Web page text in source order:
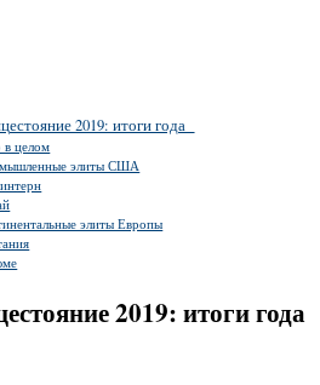
2019: итоги года
целом
элиты США
элиты Европы
2019: итоги года